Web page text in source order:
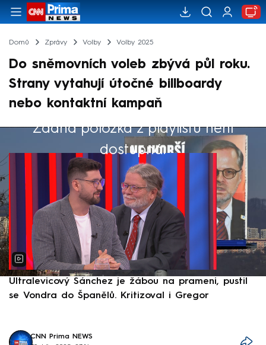
Domů Zprávy Volby Volby 2025
Do sněmovních voleb zbývá půl roku.
Strany vytahují útočné billboardy
nebo kontaktní kampaň
Žádná položka z playlistu není
dostupná.
Výběr redakce
Ultralevicový Sánchez je žábou na prameni, pustil
se Vondra do Španělů. Kritizoval i Gregor
CNN Prima NEWS